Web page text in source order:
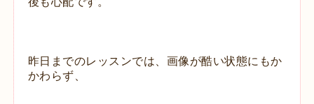
昨日までのレッスンでは、画像が酷い状態にもか
かわらず、